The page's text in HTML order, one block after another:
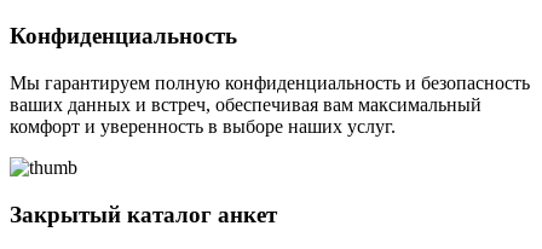
Конфиденциальность
Мы гарантируем полную конфиденциальность и безопасность
ваших данных и встреч, обеспечивая вам максимальный
комфорт и уверенность в выборе наших услуг.
Закрытый каталог анкет